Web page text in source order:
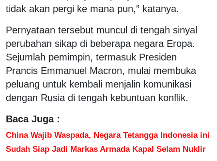
tidak akan pergi ke mana pun,” katanya.
Pernyataan tersebut muncul di tengah sinyal
perubahan sikap di beberapa negara Eropa.
Sejumlah pemimpin, termasuk Presiden
Prancis Emmanuel Macron, mulai membuka
peluang untuk kembali menjalin komunikasi
dengan Rusia di tengah kebuntuan konflik.
Baca Juga :
China Wajib Waspada, Negara Tetangga Indonesia ini
Sudah Siap Jadi Markas Armada Kapal Selam Nuklir